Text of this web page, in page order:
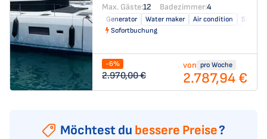
Max. Gäste:12 Badezimmer:4
Generator Water maker Air condition
Solar
Sofortbuchung
-6%
2.970,00 €
von pro Woche
2.787,94 €
Möchtest du bessere Preise?